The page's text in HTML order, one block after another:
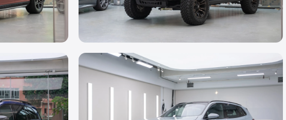
轉色 PPF
Jeep Wrangler
Gentian Blue